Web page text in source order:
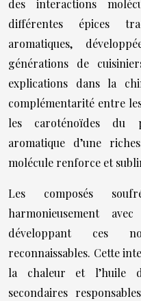
des interactions
différentes épices
aromatiques,
générations de
explications dans la
complémentarité entre
les caroténoïdes du
aromatique d’une
molécule renforce et
Les composés
harmonieusement
développant ces
reconnaissables. Cette
la chaleur et l’huile
secondaires